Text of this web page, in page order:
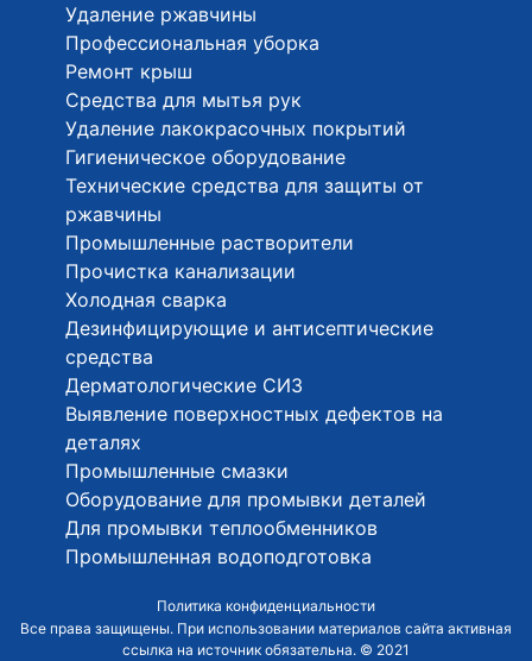
Удаление ржавчины
Профессиональная уборка
Ремонт крыш
Средства для мытья рук
Удаление лакокрасочных покрытий
Гигиеническое оборудование
Технические средства для защиты от
ржавчины
Промышленные растворители
Прочистка канализации
Холодная сварка
Дезинфицирующие и антисептические
средства
Дерматологические СИЗ
Выявление поверхностных дефектов на
деталях
Промышленные смазки
Оборудование для промывки деталей
Для промывки теплообменников
Промышленная водоподготовка
Политика конфиденциальности
Все права защищены. При использовании материалов сайта активная
ссылка на источник обязательна. © 2021